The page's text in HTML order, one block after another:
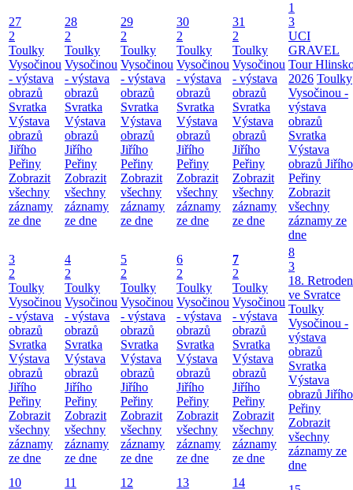
27
2
Toulky
Vysočinou
- výstava
obrazů
Svratka
Výstava
obrazů
Jiřího
Peřiny
Zobrazit
všechny
záznamy
ze dne
28
2
Toulky
Vysočinou
- výstava
obrazů
Svratka
Výstava
obrazů
Jiřího
Peřiny
Zobrazit
všechny
záznamy
ze dne
29
2
Toulky
Vysočinou
- výstava
obrazů
Svratka
Výstava
obrazů
Jiřího
Peřiny
Zobrazit
všechny
záznamy
ze dne
30
2
Toulky
Vysočinou
- výstava
obrazů
Svratka
Výstava
obrazů
Jiřího
Peřiny
Zobrazit
všechny
záznamy
ze dne
31
2
Toulky
Vysočinou
- výstava
obrazů
Svratka
Výstava
obrazů
Jiřího
Peřiny
Zobrazit
všechny
záznamy
ze dne
1
3
UCI
GRAVEL
Tour
2026 Toulky
Vysočinou -
výstava
obrazů
Svratka
Výstava
obrazů Jiřího
Peřiny
Zobrazit
všechny
záznamy ze
dne
3
2
Toulky
Vysočinou
- výstava
obrazů
Svratka
Výstava
obrazů
Jiřího
Peřiny
Zobrazit
všechny
záznamy
ze dne
4
2
Toulky
Vysočinou
- výstava
obrazů
Svratka
Výstava
obrazů
Jiřího
Peřiny
Zobrazit
všechny
záznamy
ze dne
5
2
Toulky
Vysočinou
- výstava
obrazů
Svratka
Výstava
obrazů
Jiřího
Peřiny
Zobrazit
všechny
záznamy
ze dne
6
2
Toulky
Vysočinou
- výstava
obrazů
Svratka
Výstava
obrazů
Jiřího
Peřiny
Zobrazit
všechny
záznamy
ze dne
7
2
Toulky
Vysočinou
- výstava
obrazů
Svratka
Výstava
obrazů
Jiřího
Peřiny
Zobrazit
všechny
záznamy
ze dne
8
3
18. Retroden
ve Svratce
Toulky
Vysočinou -
výstava
obrazů
Svratka
Výstava
obrazů Jiřího
Peřiny
Zobrazit
všechny
záznamy ze
dne
10
11 12 13 14